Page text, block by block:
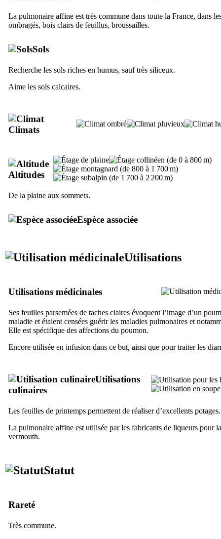
La pulmonaire affine est très commune dans toute la France, dans
ombragés, bois clairs de feuillus, broussailles.
Sols
Recherche les sols riches en humus, sauf très siliceux.
Aime les sols calcaires.
Climats
Altitudes
De la plaine aux sommets.
Espèce associée
Utilisations
Utilisations médicinales
Ses feuilles parsemées de taches claires évoquent l’image d’un
maladie et étaient censées guérir les maladies pulmonaires et
Elle est spécifique des affections du poumon.
Encore utilisée en infusion dans ce but, ainsi que pour traiter les
Utilisations
culinaires
Les feuilles de printemps permettent de réaliser d’excellents potages.
La pulmonaire affine est utilisée par les fabricants de liqueurs pour
vermouth.
Statut
Rareté
Très commune.